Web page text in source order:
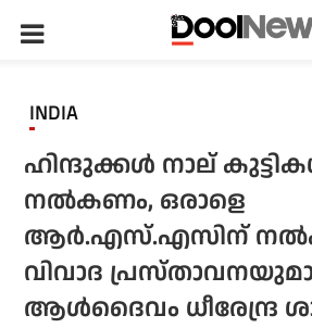
INDIA
ഹിന്ദുക്കൾ നാല്
നൽകണം, ഒരാളെ
ആർ.എസ്.എസിന്
വിവാദ
ആൾദൈവം ധീരേന്ദ്ര